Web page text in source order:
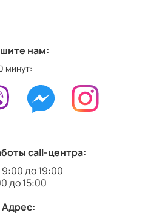
call-центра:
до 19:00
до 15:00
Адрес:
нам:
минут: